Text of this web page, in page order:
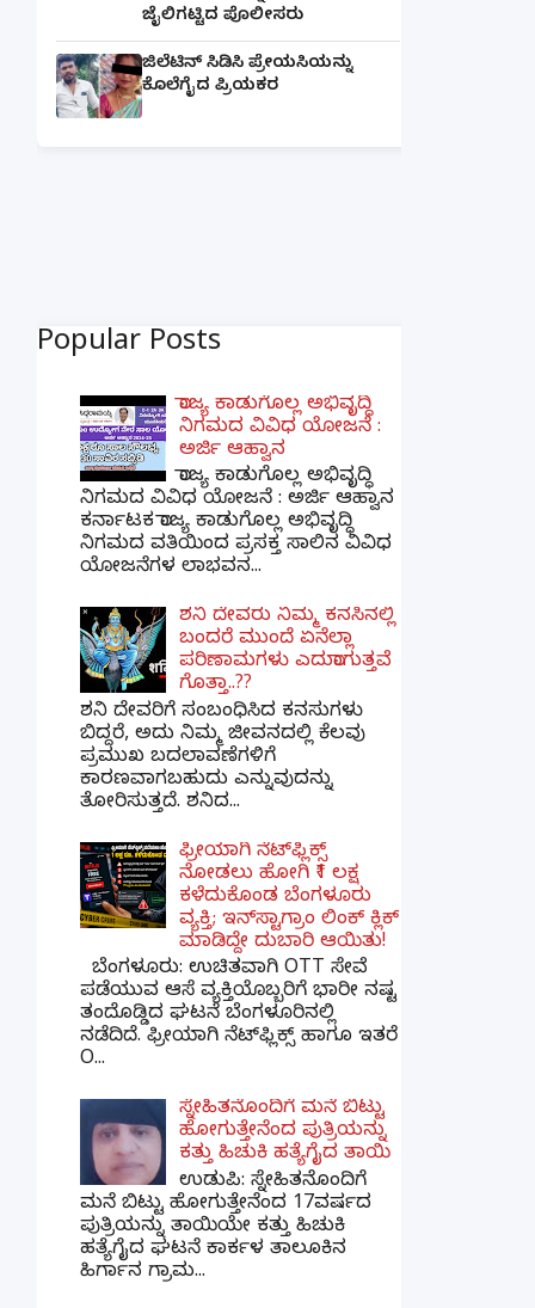
ಜೈಲಿಗಟ್ಟಿದ ಪೊಲೀಸರು
ಜಿಲೆಟಿನ್ ಸಿಡಿಸಿ ಪ್ರೇಯಸಿಯನ್ನು
ಕೊಲೆಗೈದ ಪ್ರಿಯಕರ
Popular Posts
ರಾಜ್ಯ ಕಾಡುಗೊಲ್ಲ ಅಭಿವೃದ್ಧಿ
ನಿಗಮದ ವಿವಿಧ ಯೋಜನೆ :
ಅರ್ಜಿ ಆಹ್ವಾನ
ರಾಜ್ಯ ಕಾಡುಗೊಲ್ಲ ಅಭಿವೃದ್ಧಿ
ನಿಗಮದ ವಿವಿಧ ಯೋಜನೆ : ಅರ್ಜಿ ಆಹ್ವಾನ
ಕರ್ನಾಟಕ ರಾಜ್ಯ ಕಾಡುಗೊಲ್ಲ ಅಭಿವೃದ್ಧಿ
ನಿಗಮದ ವತಿಯಿಂದ ಪ್ರಸಕ್ತ ಸಾಲಿನ ವಿವಿಧ
ಯೋಜನೆಗಳ ಲಾಭವನ...
ಶನಿ ದೇವರು ನಿಮ್ಮ ಕನಸಿನಲ್ಲಿ
ಬಂದರೆ ಮುಂದೆ ಏನೆಲ್ಲಾ
ಪರಿಣಾಮಗಳು ಎದುರಾಗುತ್ತವೆ
ಗೊತ್ತಾ..??
ಶನಿ ದೇವರಿಗೆ ಸಂಬಂಧಿಸಿದ ಕನಸುಗಳು
ಬಿದ್ದರೆ, ಅದು ನಿಮ್ಮ ಜೀವನದಲ್ಲಿ ಕೆಲವು
ಪ್ರಮುಖ ಬದಲಾವಣೆಗಳಿಗೆ
ಕಾರಣವಾಗಬಹುದು ಎನ್ನುವುದನ್ನು
ತೋರಿಸುತ್ತದೆ. ಶನಿದ...
ಫ್ರೀಯಾಗಿ ನೆಟ್‌ಫ್ಲಿಕ್ಸ್
ನೋಡಲು ಹೋಗಿ ₹1 ಲಕ್ಷ
ಕಳೆದುಕೊಂಡ ಬೆಂಗಳೂರು
ವ್ಯಕ್ತಿ; ಇನ್‌ಸ್ಟಾಗ್ರಾಂ ಲಿಂಕ್ ಕ್ಲಿಕ್
ಮಾಡಿದ್ದೇ ದುಬಾರಿ ಆಯಿತು!
ಬೆಂಗಳೂರು: ಉಚಿತವಾಗಿ OTT ಸೇವೆ
ಪಡೆಯುವ ಆಸೆ ವ್ಯಕ್ತಿಯೊಬ್ಬರಿಗೆ ಭಾರೀ ನಷ್ಟ
ತಂದೊಡ್ಡಿದ ಘಟನೆ ಬೆಂಗಳೂರಿನಲ್ಲಿ
ನಡೆದಿದೆ. ಫ್ರೀಯಾಗಿ ನೆಟ್‌ಫ್ಲಿಕ್ಸ್ ಹಾಗೂ ಇತರೆ
O...
ಸ್ನೇಹಿತನೊಂದಿಗೆ ಮನೆ ಬಿಟ್ಟು
ಹೋಗುತ್ತೇನೆಂದ ಪುತ್ರಿಯನ್ನು
ಕತ್ತು ಹಿಚುಕಿ ಹತ್ಯೆಗೈದ ತಾಯಿ
ಉಡುಪಿ: ಸ್ನೇಹಿತನೊಂದಿಗೆ
ಮನೆ ಬಿಟ್ಟು ಹೋಗುತ್ತೇನೆಂದ 17ವರ್ಷದ
ಪುತ್ರಿಯನ್ನು ತಾಯಿಯೇ ಕತ್ತು ಹಿಚುಕಿ
ಹತ್ಯೆಗೈದ ಘಟನೆ ಕಾರ್ಕಳ ತಾಲೂಕಿನ
ಹಿರ್ಗಾನ ಗ್ರಾಮ...